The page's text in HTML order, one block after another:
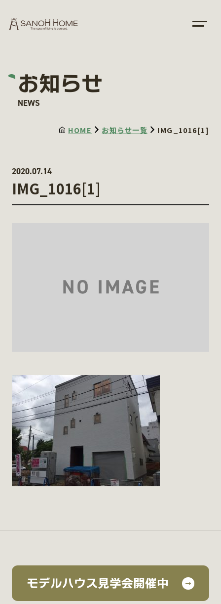
お知らせ
NEWS
HOME お知らせ一覧 IMG_1016[1]
2020.07.14
IMG_1016[1]
モデルハウス見学会開催中